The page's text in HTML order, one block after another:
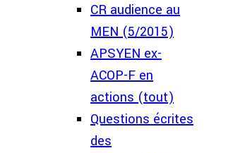
CR audience au
MEN (5/2015)
APSYEN ex-
ACOP-F en
actions (tout)
Questions écrites
des